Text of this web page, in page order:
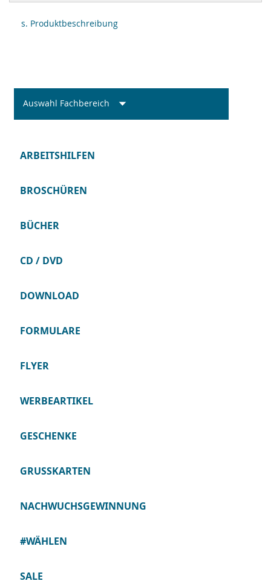
s. Produktbeschreibung
Auswahl Fachbereich
ARBEITSHILFEN
BROSCHÜREN
BÜCHER
CD / DVD
DOWNLOAD
FORMULARE
FLYER
WERBEARTIKEL
GESCHENKE
GRUSSKARTEN
NACHWUCHSGEWINNUNG
#WÄHLEN
SALE